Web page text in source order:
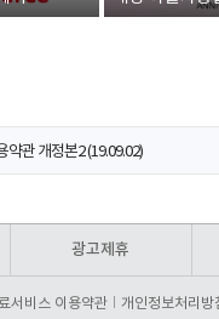
폰 증정
개정본1 (19.09.02)
약관 개정본2 (19.09.02)
광고제휴
서비스 이용약관 개인정보처리방